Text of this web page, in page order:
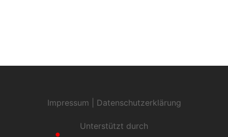
Impressum Datenschutzerklärung
Unterstützt durch